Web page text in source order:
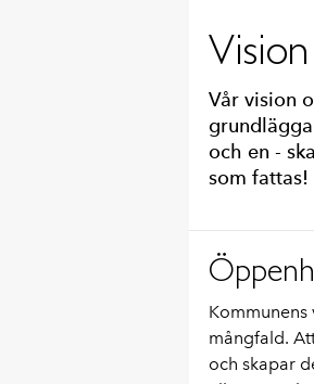
Vår vision
och en -
som fattas!
mångfald.
och skapar